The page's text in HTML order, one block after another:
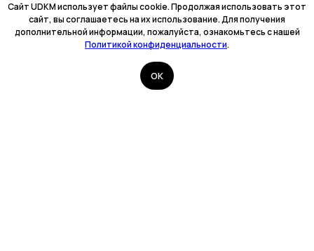
Cайт UDKM использует файлы cookie. Продолжая использовать этот
сайт, вы соглашаетесь на их использование. Для получения
дополнительной информации, пожалуйста, ознакомьтесь с нашей
Политикой конфиденциальности.
OK